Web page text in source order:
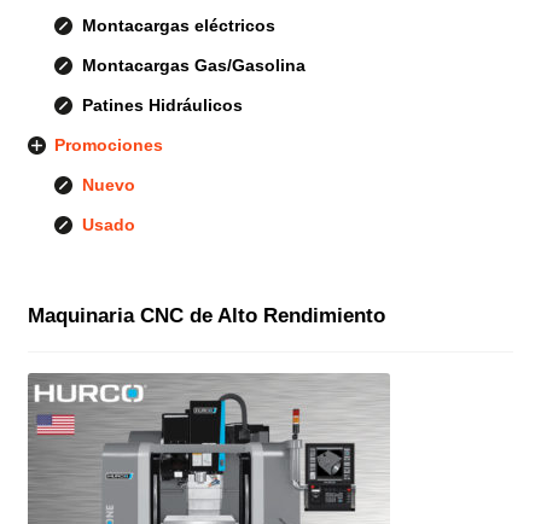
Montacargas eléctricos
Montacargas Gas/Gasolina
Patines Hidráulicos
Promociones
Nuevo
Usado
Maquinaria CNC de Alto Rendimiento